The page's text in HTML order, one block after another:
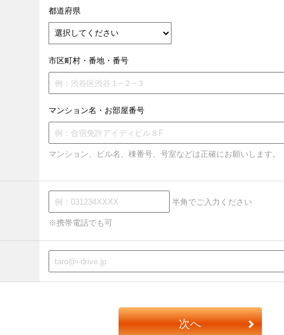
都道府県
市区町村・番地・番号
マンション名・お部屋番号
マンション、ビル名、棟番号、号室などは正確にお願いします。
半角でご入力ください
※携帯電話でも可
次へ